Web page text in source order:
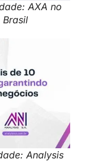
AXA no
Brasil
Analysis